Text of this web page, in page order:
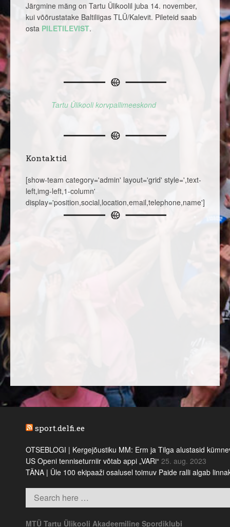
Järgmine mäng on Tartu Ülikoolil juba 14. november,
kui võõrustatake Baltiliigas TLÜ/Kalevit. Pileteid saab
osta PILETILEVIST.
Tartu Ülikooli korvpallimeeskond
Kontaktid
[show-team category='admin' layout='grid' style=',text-
left,img-left,1-column'
display='position,social,location,email,telephone,name']
sport.delfi.ee
OTSEBLOGI | Kergejõustiku MM: Erm ja Tilga alustasid
US Openi tenniseturniir võtab appi „VARi“ 25. aug. 2023
TÄNA | Üle 100 ekipaaži osalusel toimuv Paide ralli algab
MTÜ Tartu Ülikooli Akadeemiline Spordiklubi